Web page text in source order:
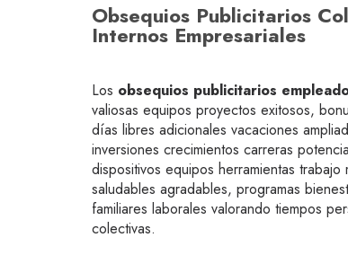
Obsequios Publicitarios
Internos Empresariales
Los obsequios publicitarios
valiosas equipos proyectos exitosos,
días libres adicionales vacaciones
inversiones crecimientos carreras
dispositivos equipos herramientas
saludables agradables, programas
familiares laborales valorando tiempos
colectivas.